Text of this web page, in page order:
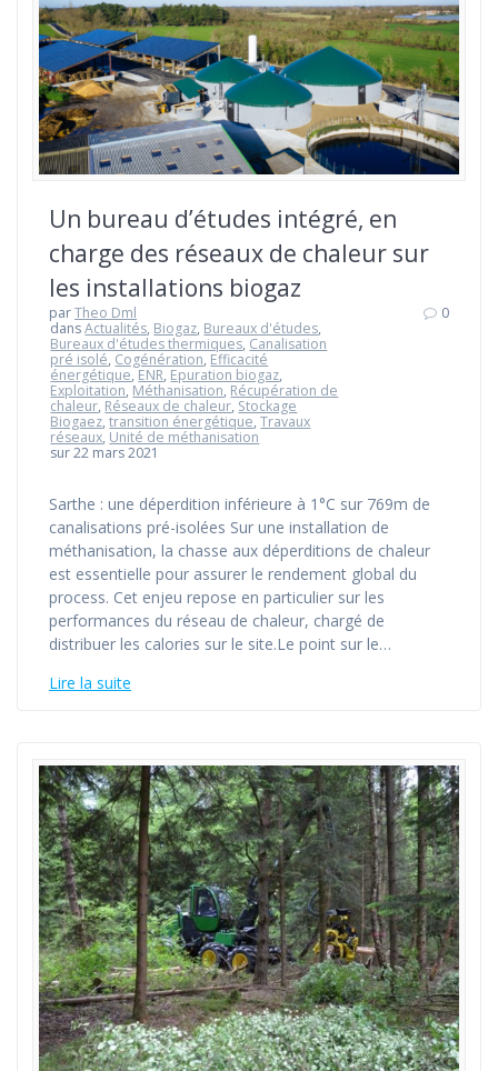
Un bureau d’études intégré, en
charge des réseaux de chaleur sur
les installations biogaz
parTheo Dml
dansActualités, Biogaz, Bureaux d'études,
Bureaux d'études thermiques, Canalisation
pré isolé, Cogénération, Efficacité
énergétique, ENR, Epuration biogaz,
Exploitation, Méthanisation, Récupération de
chaleur, Réseaux de chaleur, Stockage
Biogaez,transition énergétique,Travaux
réseaux, Unité de méthanisation
sur 22 mars 2021
0
Sarthe : une déperdition inférieure à 1°C sur 769m de
canalisations pré-isolées Sur une installation de
méthanisation, la chasse aux déperditions de chaleur
est essentielle pour assurer le rendement global du
process. Cet enjeu repose en particulier sur les
performances du réseau de chaleur, chargé de
distribuer les calories sur le site.Le point sur le…
Lire la suite